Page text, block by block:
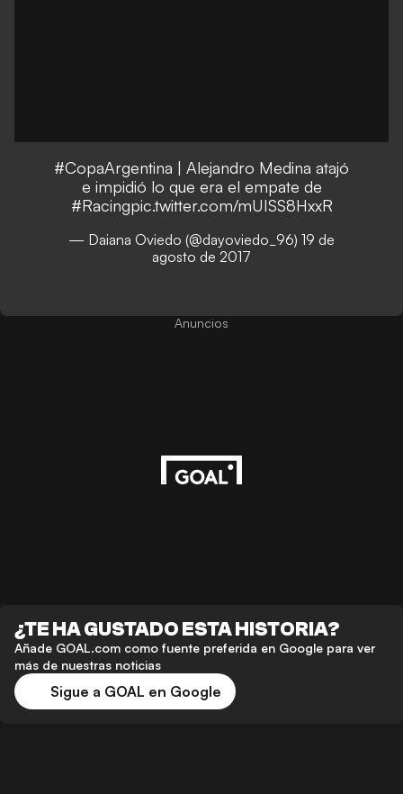
#CopaArgentina | Alejandro Medina atajó
e impidió lo que era el empate de
#Racingpic.twitter.com/mUISS8HxxR
— Daiana Oviedo (@dayoviedo_96) 19 de
agosto de 2017
Anuncios
¿TE HA GUSTADO ESTA HISTORIA?
Añade GOAL.com como fuente preferida en Google para ver
más de nuestras noticias
Sigue a GOAL en Google